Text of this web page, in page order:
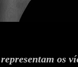
representam os